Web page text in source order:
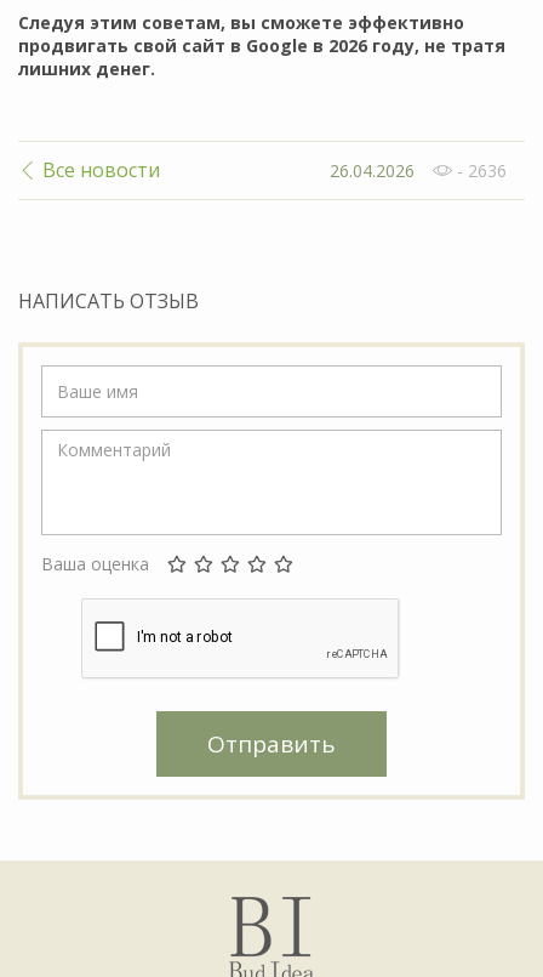
Следуя этим советам, вы сможете эффективно
продвигать свой сайт в Google в 2026 году, не тратя
лишних денег.
Все новости 26.04.2026 - 2636
НАПИСАТЬ ОТЗЫВ
Ваша оценка
Отправить